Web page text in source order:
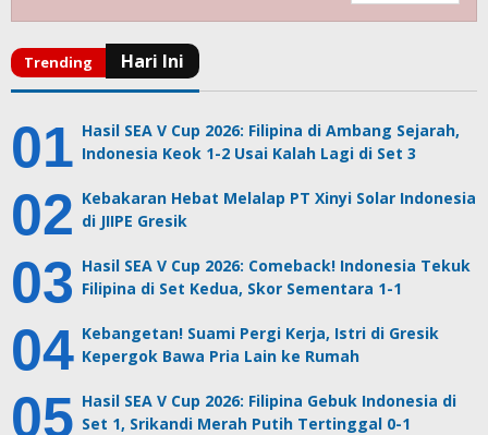
Hasil SEA V Cup 2026: Filipina di Ambang Sejarah,
Indonesia Keok 1-2 Usai Kalah Lagi di Set 3
Kebakaran Hebat Melalap PT Xinyi Solar Indonesia
di JIIPE Gresik
Hasil SEA V Cup 2026: Comeback! Indonesia Tekuk
Filipina di Set Kedua, Skor Sementara 1-1
Kebangetan! Suami Pergi Kerja, Istri di Gresik
Kepergok Bawa Pria Lain ke Rumah
Hasil SEA V Cup 2026: Filipina Gebuk Indonesia di
Set 1, Srikandi Merah Putih Tertinggal 0-1